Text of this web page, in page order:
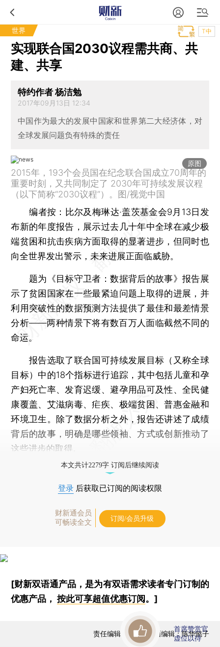
世界 T中
实现联合国2030议程需共商、共
建、共享
特约作者 杨洁勉
2017年09月13日 12:34
中国作为最大的发展中国家和世界第二大经济体，对
全球发展问题负有特殊的责任
原图
2015年，193个会员国在纪念联合国成立70周年的
重要时刻，又共同制定了 2030年可持续发展议程
（以下简称“2030议程”）。图/视觉中国
编者按： 比尔及梅琳达·盖茨基金会9月13日发
布新的年度报告，展示过去几十年中全球在减少极
端贫困和抗击疾病方面取得的显著进步，但同时也
向全世界发出警示，未来进展正面临威胁。
题为《目标守卫者：数据背后的故事》报告展
示了贫困国家在一些最紧迫问题上取得的进展，并
利用突破性的数据预测方法提供了最佳和最差情景
分析——两种情景下将有数百万人面临截然不同的
命运。
报告选取了联合国可持续发展目标（又称全球
目标）中的18个指标进行追踪，其中包括儿童和孕
产妇死亡率、发育迟缓、避孕用品可及性、全民健
康覆盖、艾滋病毒、疟疾、极端贫困、普惠金融和
环境卫生。除了数据分析之外，报告还讲述了成绩
背后的故事，明确是哪些领袖、方式或创新推动了
这些进步的取得。
本文共计2279字 订阅后继续阅读
登录 后获取已订阅的阅读权限
财新通会员
可畅读全文
订阅/会员升级
[财新双语通产品，是为有双语需求读者专门订制的
优惠产品，按此可享超值优惠订阅 。]
责任编辑：黄山 | 版面编辑：陈华懿子
首席赞赏官
虚位以待